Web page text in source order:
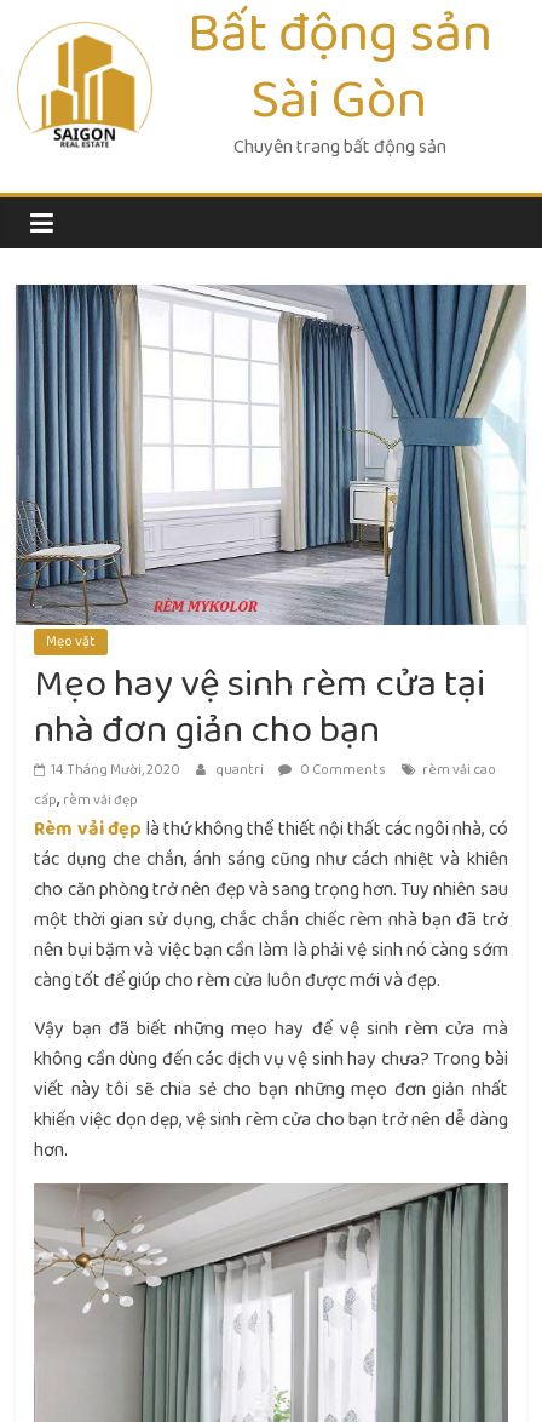
content
Bất động sản
Sài Gòn
Chuyên trang bất động sản
Mẹo vặt
Mẹo hay vệ sinh rèm cửa tại
nhà đơn giản cho bạn
14 Tháng Mười, 2020 quantri 0 Comments
rèm vải cao
cấp, rèm vải đẹp
Rèm vải đẹp là thứ không thể thiết nội thất các ngôi nhà, có
tác dụng che chắn, ánh sáng cũng như cách nhiệt và khiên
cho căn phòng trở nên đẹp và sang trọng hơn. Tuy nhiên sau
một thời gian sử dụng, chắc chắn chiếc rèm nhà bạn đã trở
nên bụi bặm và việc bạn cần làm là phải vệ sinh nó càng sớm
càng tốt để giúp cho rèm cửa luôn được mới và đẹp.
Vậy bạn đã biết những mẹo hay để vệ sinh rèm cửa mà
không cần dùng đến các dịch vụ vệ sinh hay chưa? Trong bài
viết này tôi sẽ chia sẻ cho bạn những mẹo đơn giản nhất
khiến việc dọn dẹp, vệ sinh rèm cửa cho bạn trở nên dễ dàng
hơn.